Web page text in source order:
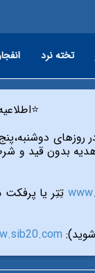
تخته نرد
تِتِر یا پرفکت مانی خود را